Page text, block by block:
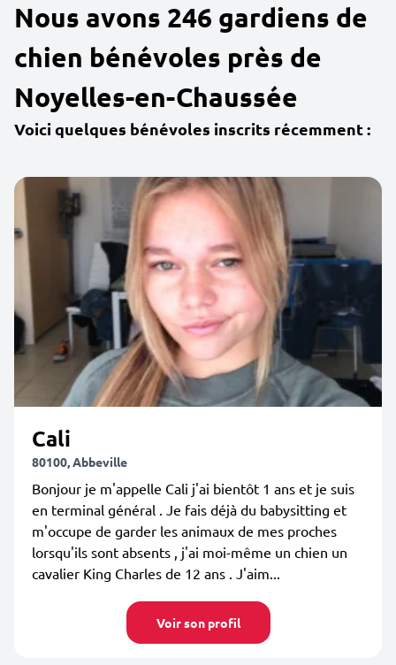
Nous avons 246 gardiens de
chien bénévoles près de
Noyelles-en-Chaussée
Voici quelques bénévoles inscrits récemment :
Cali
80100, Abbeville
Bonjour je m'appelle Cali j'ai bientôt 1 ans et je suis
en terminal général . Je fais déjà du babysitting et
m'occupe de garder les animaux de mes proches
lorsqu'ils sont absents , j'ai moi-même un chien un
cavalier King Charles de 12 ans . J'aim...
Voir son profil